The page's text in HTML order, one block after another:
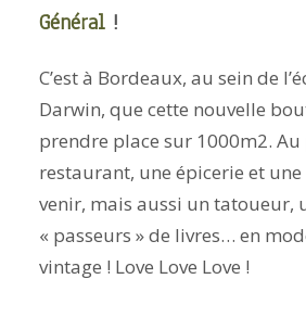
Général !
C’est à Bordeaux, au sein de
Darwin, que cette nouvelle
prendre place sur 1000m2.
restaurant, une épicerie et
venir, mais aussi un tatoueur,
« passeurs » de livres… en
vintage ! Love Love Love !